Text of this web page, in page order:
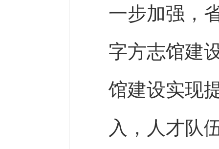
一步加强，
字方志馆建
馆建设实现
入，人才队